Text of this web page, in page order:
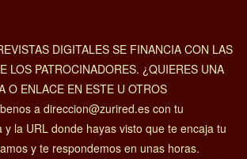
DIGITALES SE FINANCIA CON LAS
LOS PATROCINADORES. ¿QUIERES UNA
O ENLACE EN ESTE U OTROS
a direccion@zurired.es con tu
y la URL donde hayas visto que te encaja tu
y te respondemos en unas horas.